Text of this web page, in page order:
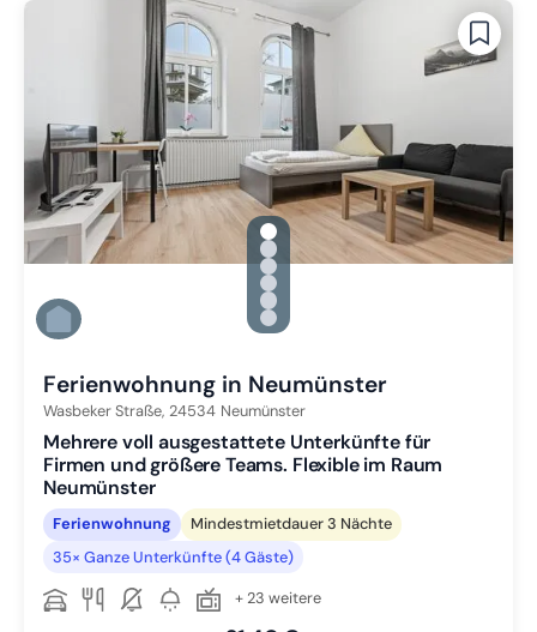
gallery.slide_selector
Zu Slide 1 wechseln
Zu Slide 2 wechseln
Zu Slide 3 wechseln
Zu Slide 4 wechseln
Zu Slide 5 wechseln
Zu Slide 6 wechseln
Ferienwohnung in Neumünster
Wasbeker Straße, 24534 Neumünster
Mehrere voll ausgestattete Unterkünfte für
Firmen und größere Teams. Flexible im Raum
Neumünster
Ferienwohnung
Mindestmietdauer 3 Nächte
35× Ganze Unterkünfte (4 Gäste)
+ 23 weitere